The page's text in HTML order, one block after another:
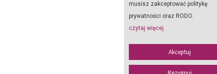
musisz zakceptować politykę
prywatności oraz RODO.
czytaj więcej
Akceptuj